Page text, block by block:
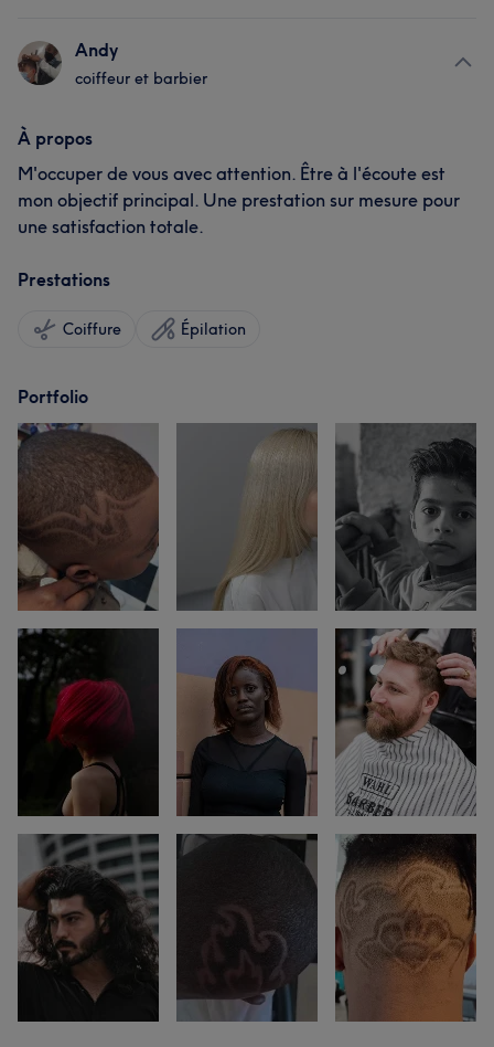
Andy
coiffeur et barbier
À propos
M'occuper de vous avec attention. Être à l'écoute est
mon objectif principal. Une prestation sur mesure pour
une satisfaction totale.
Prestations
Coiffure Épilation
Portfolio